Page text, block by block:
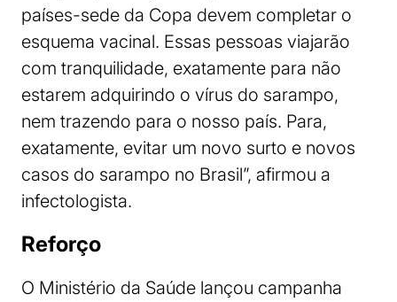
países-sede da Copa devem completar o
esquema vacinal. Essas pessoas viajarão
com tranquilidade, exatamente para não
estarem adquirindo o vírus do sarampo,
nem trazendo para o nosso país. Para,
exatamente, evitar um novo surto e novos
casos do sarampo no Brasil”, afirmou a
infectologista.
Reforço
O Ministério da Saúde lançou campanha